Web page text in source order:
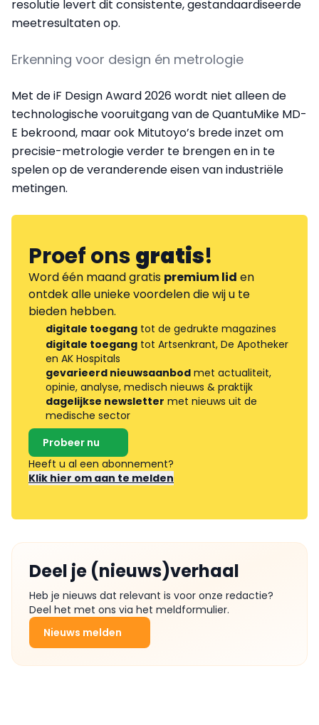
resolutie levert dit consistente, gestandaardiseerde
meetresultaten op.
Erkenning voor design én metrologie
Met de iF Design Award 2026 wordt niet alleen de
technologische vooruitgang van de QuantuMike MD-
E bekroond, maar ook Mitutoyo’s brede inzet om
precisie-metrologie verder te brengen en in te
spelen op de veranderende eisen van industriële
metingen.
Proef onsgratis!
Word één maand gratis premium lid en
ontdek alle unieke voordelen die wij u te
bieden hebben.
digitale toegang tot de gedrukte magazines
digitale toegang tot Artsenkrant, De Apotheker
en AK Hospitals
gevarieerd nieuwsaanbod met actualiteit,
opinie, analyse, medisch nieuws & praktijk
dagelijkse newsletter met nieuws uit de
medische sector
Probeer nu
Heeft u al een abonnement?
Klik hier om aan te melden
Deel je (nieuws)verhaal
Heb je nieuws dat relevant is voor onze redactie?
Deel het met ons via het meldformulier.
Nieuws melden